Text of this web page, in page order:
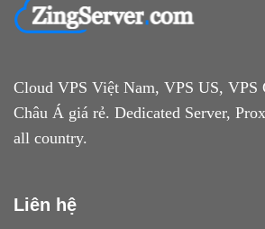
Cloud VPS Việt Nam, VPS US, VPS
Châu Á giá rẻ. Dedicated Server,
all country.
Liên hệ